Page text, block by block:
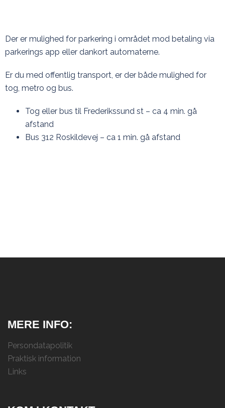
Der er mulighed for parkering i området mod betaling via
parkerings app eller dankort automaterne.
Er du med offentlig transport, er der både mulighed for
tog, metro og bus.
Tog eller bus til Frederikssund st – ca 4 min. gå
afstand
Bus 312 Roskildevej – ca 1 min. gå afstand
MERE INFO:
Persondatapolitik
Praktisk information
Links